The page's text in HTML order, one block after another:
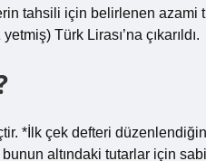
tahsili için belirlenen
Türk Lirası’na çıkarıldı.
*İlk çek defteri
altındaki tutarlar için